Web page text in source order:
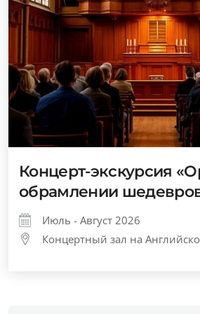
Концерт-экскурсия
обрамлении
Июль - Август 2026
Концертный зал на